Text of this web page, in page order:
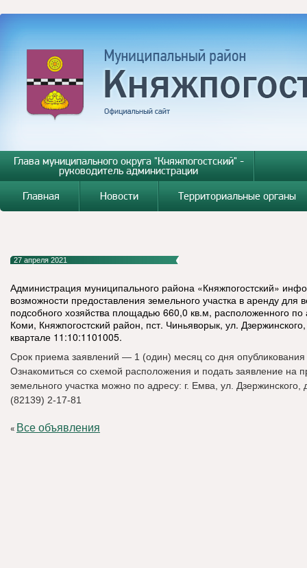
Глава муниципального округа "Княжпогостский" -
руководитель администрации
Главная
Новости Территориальные органы
27 апреля 2021
Администрация муниципального района «Княжпогостский»
возможности предоставления земельного участка в аренду для
подсобного хозяйства площадью 660,0 кв.м, расположенного по
Коми, Княжпогостский район, пст. Чиньяворык, ул.
квартале 11:10:1101005.
Срок приема заявлений — 1 (один) месяц со дня
Ознакомиться со схемой расположения и подать заявление на
земельного участка можно по адресу: г. Емва, ул. Дзержинского,
(82139) 2-17-81
« Все объявления